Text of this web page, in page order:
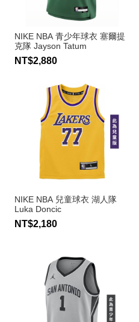
NIKE NBA 青少年球衣 塞爾提
克隊 Jayson Tatum
NT$2,880
NIKE NBA 兒童球衣 湖人隊
Luka Doncic
NT$2,180